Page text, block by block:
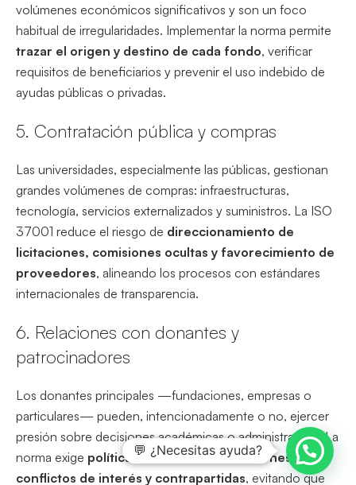
volúmenes económicos significativos y son un foco
habitual de irregularidades. Implementar la norma permite
trazar el origen y destino de cada fondo, verificar
requisitos de beneficiarios y prevenir el uso indebido de
ayudas públicas o privadas.
5. Contratación pública y compras
Las universidades, especialmente las públicas, gestionan
grandes volúmenes de compras: infraestructuras,
tecnología, servicios externalizados y suministros. La ISO
37001 reduce el riesgo de direccionamiento de
licitaciones, comisiones ocultas y favorecimiento de
proveedores, alineando los procesos con estándares
internacionales de transparencia.
6. Relaciones con donantes y
patrocinadores
Los donantes principales —fundaciones, empresas o
particulares— pueden, intencionadamente o no, ejercer
presión sobre decisiones académicas o administrativas. La
norma exige políticas claras sobre donaciones,
conflictos de interés y contrapartidas, evitando que
💬 ¿Necesitas ayuda?